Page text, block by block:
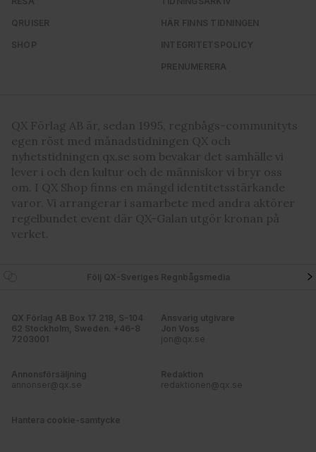
QRUISER
SHOP
HÄR FINNS TIDNINGEN
INTEGRITETSPOLICY
PRENUMERERA
QX Förlag AB är, sedan 1995, regnbågs-communityts
egen röst med månadstidningen QX och
nyhetstidningen qx.se som bevakar det samhälle vi
lever i och den kultur och de människor vi bryr oss
om. I QX Shop finns en mängd identitetsstärkande
varor. Vi arrangerar i samarbete med andra aktörer
regelbundet event där QX-Galan utgör kronan på
verket.
Följ QX-Sveriges Regnbågsmedia
QX Förlag AB Box 17 218, S-104
62 Stockholm, Sweden. +46-8
7203001
Ansvarig utgivare
Jon Voss
jon@qx.se
Annonsförsäljning
annonser@qx.se
Redaktion
redaktionen@qx.se
Hantera cookie-samtycke